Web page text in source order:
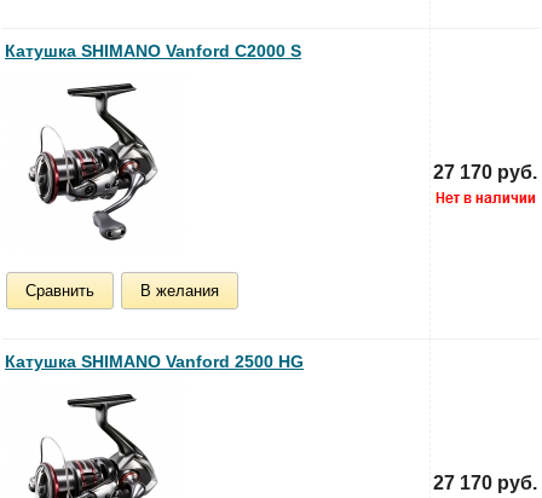
Катушка SHIMANO Vanford C2000 S
Сравнить В желания
27 170 руб.
Катушка SHIMANO Vanford 2500 HG
27 170 руб.